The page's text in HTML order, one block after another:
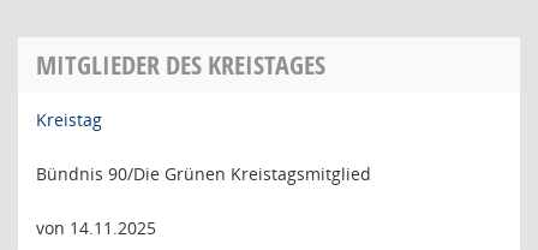
MITGLIEDER DES KREISTAGES
Kreistag
Bündnis 90/Die Grünen Kreistagsmitglied
von 14.11.2025